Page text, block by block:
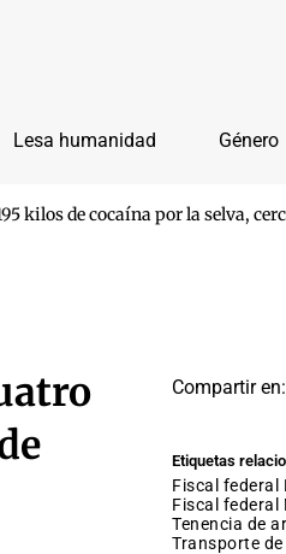
Lesa humanidad Género
kilos de cocaína por la selva,
Compartir en:
Etiquetas
fiscal
fiscal
tenencia de
transporte